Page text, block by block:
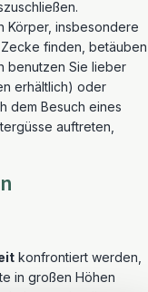
Körper, insbesondere
finden, betäuben
benutzen Sie lieber
erhältlich) oder
dem Besuch eines
auftreten,
konfrontiert werden,
in großen Höhen